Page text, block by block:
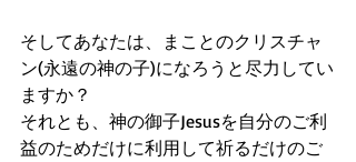
そしてあなたは、まことのクリスチャ
ン(永遠の神の子)になろうと尽力してい
ますか？
それとも、神の御子Jesusを自分のご利
益のためだけに利用して祈るだけのご